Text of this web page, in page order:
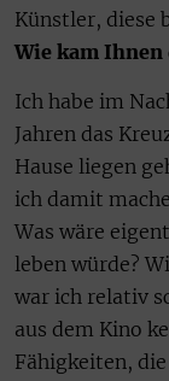
Künstler, diese
Wie kam Ihnen
Ich habe im
Jahren das
Hause liegen
ich damit
Was wäre
leben würde?
war ich relativ
aus dem Kino
Fähigkeiten,